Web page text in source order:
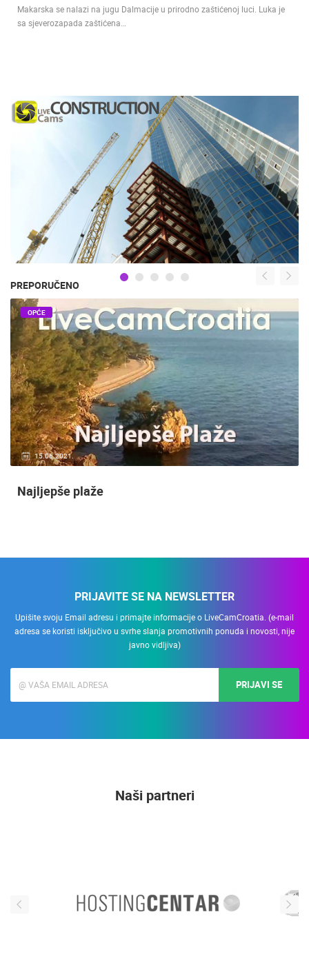
Makarska se nalazi na jugu Dalmacije u prirodno zaštićenoj luci. Luka je
sa sjeverozapada zaštićena…
PREPORUČENO
15.06.2021.
OPĆE
Najljepše plaže
PRIJAVITE SE NA NEWSLETTER
Upišite svoju Email adresu i primajte informacije o LiveCamCroatia. (e-mail
adresa se koristi isključivo u svrhe slanja promotivnih ponuda i novosti, nije
javno vidljiva)
PRIJAVI SE
Naši partneri